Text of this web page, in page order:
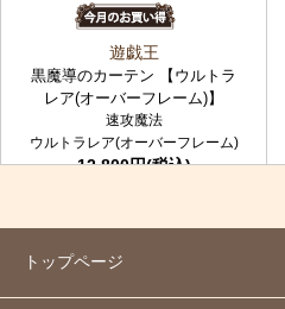
遊戯王
黒魔導のカーテン 【ウルトラ
レア(オーバーフレーム)】
速攻魔法
ウルトラレア(オーバーフレーム)
12,800円(税込)
トップページ